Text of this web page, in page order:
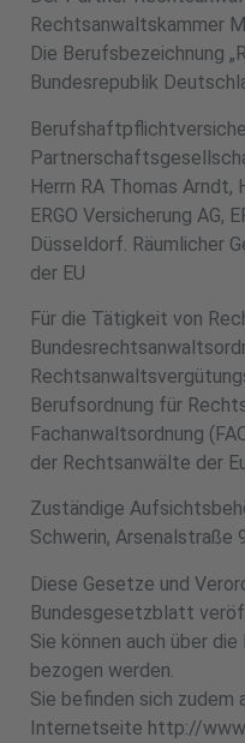
Rechtsanwaltskammer
Die Berufsbezeichnung
Bundesrepublik
Herrn RA Thomas Arndt,
ERGO Versicherung AG,
Düsseldorf. Räumlicher
der EU
Für die Tätigkeit von
Berufsordnung für
Fachanwaltsordnung
der Rechtsanwälte der
Zuständige
Schwerin, Arsenalstraße
Diese Gesetze und
Bundesgesetzblatt
Sie können auch über
bezogen werden.
Sie befinden sich zudem
Internetseite http://